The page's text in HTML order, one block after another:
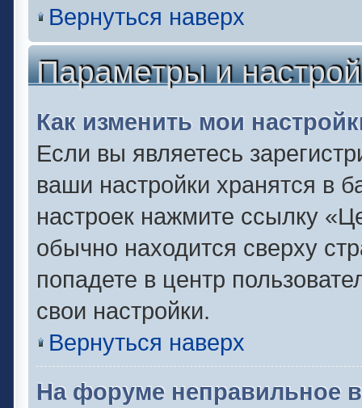
Вернуться наверх
Параметры и
Как изменить мои
Если вы являетесь
ваши настройки хранятся в
настроек нажмите ссылку
обычно находится сверху
попадете в центр
свои настройки.
Вернуться наверх
На форуме неправильное